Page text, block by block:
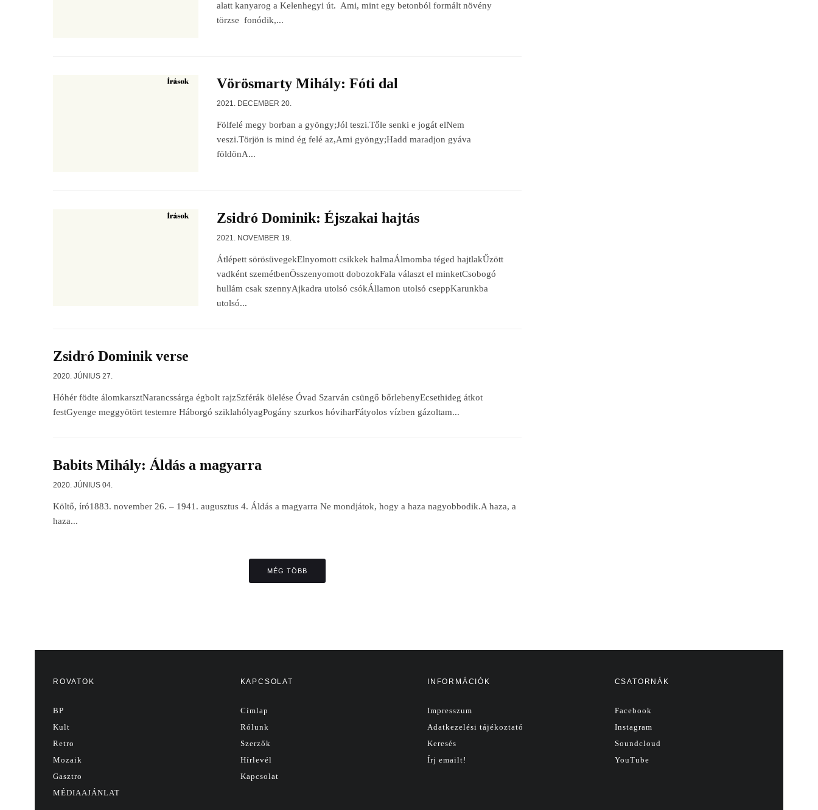
alatt kanyarog a Kelenhegyi út. Ami, mint egy betonból formált növény
törzse fonódik,...
Vörösmarty Mihály: Fóti dal
2021. DECEMBER 20.
Fölfelé megy borban a gyöngy;Jól teszi.Tőle senki e jogát elNem
veszi.Törjön is mind ég felé az,Ami gyöngy;Hadd maradjon gyáva
földönA...
Zsidró Dominik: Éjszakai hajtás
2021. NOVEMBER 19.
Átlépett sörösüvegekElnyomott csikkek halmaÁlmomba téged hajtlakŰzött
vadként szemétbenÖsszenyomott dobozokFala választ el minketCsobogó
hullám csak szennyAjkadra utolsó csókÁllamon utolsó cseppKarunkba
utolsó...
Zsidró Dominik verse
2020. JÚNIUS 27.
Hóhér födte álomkarsztNarancssárga égbolt rajzSzférák ölelése Óvad Szarván csüngő bőrlebenyEcsethideg átkot
festGyenge meggyötört testemre Háborgó sziklahólyagPogány szurkos hóviharFátyolos vízben gázoltam...
Babits Mihály: Áldás a magyarra
2020. JÚNIUS 04.
Költő, író1883. november 26. – 1941. augusztus 4. Áldás a magyarra Ne mondjátok, hogy a haza nagyobbodik.A haza, a
haza...
MÉG TÖBB
ROVATOK
BP
Kult
Retro
Mozaik
Gasztro
MÉDIAAJÁNLAT
KAPCSOLAT
Címlap
Rólunk
Szerzők
Hírlevél
Kapcsolat
INFORMÁCIÓK
Impresszum
Adatkezelési tájékoztató
Keresés
Írj emailt!
CSATORNÁK
Facebook
Instagram
Soundcloud
YouTube